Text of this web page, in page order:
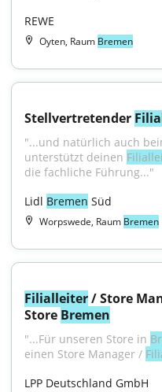
REWE
Oyten, Raum Bremen
Stellvertretender
"...und natürlich auch
unterstützt deinen
die fachliche Führung..."
Lidl Bremen Süd
Worpswede, Raum Bremen
Filialleiter / Store
Store Bremen
"...​​​​​​​Für unseren Store in
einen Store Manager /
LPP Deutschland GmbH